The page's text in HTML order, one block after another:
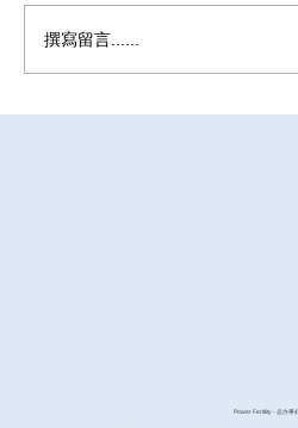
撰寫留言......
Power Fertility - 总办事